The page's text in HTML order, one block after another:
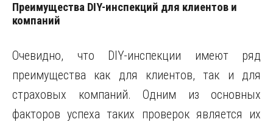
Преимущества DIY-инспекций для клиентов и
компаний
Очевидно, что DIY-инспекции имеют ряд
преимущества как для клиентов, так и для
страховых компаний. Одним из основных
факторов успеха таких проверок является их